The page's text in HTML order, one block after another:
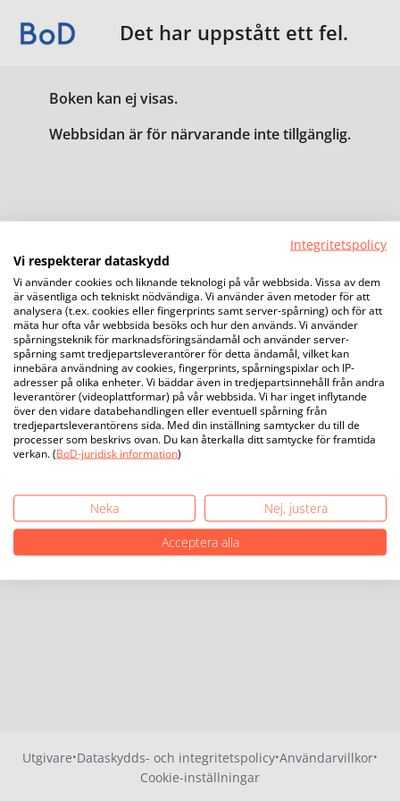
Det har uppstått ett fel.
Boken kan ej visas.
Webbsidan är för närvarande inte tillgänglig.
Utgivare·Dataskydds- och integritetspolicy·Användarvillkor·
Cookie-inställningar
Integritetspolicy
Vi respekterar dataskydd
Vi använder cookies och liknande teknologi på vår webbsida. Vissa av dem
är väsentliga och tekniskt nödvändiga. Vi använder även metoder för att
analysera (t.ex. cookies eller fingerprints samt server-spårning) och för att
mäta hur ofta vår webbsida besöks och hur den används. Vi använder
spårningsteknik för marknadsföringsändamål och använder server-
spårning samt tredjepartsleverantörer för detta ändamål, vilket kan
innebära användning av cookies, fingerprints, spårningspixlar och IP-
adresser på olika enheter. Vi bäddar även in tredjepartsinnehåll från andra
leverantörer (videoplattformar) på vår webbsida. Vi har inget inflytande
över den vidare databehandlingen eller eventuell spårning från
tredjepartsleverantörens sida. Med din inställning samtycker du till de
processer som beskrivs ovan. Du kan återkalla ditt samtycke för framtida
verkan. (BoD-juridisk information)
Neka
Nej, justera
Acceptera alla